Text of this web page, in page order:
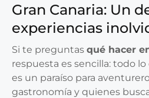
Gran Canaria: Un
experiencias
Si te preguntas qué hacer
respuesta es sencilla: todo
es un paraíso para
gastronomía y quienes